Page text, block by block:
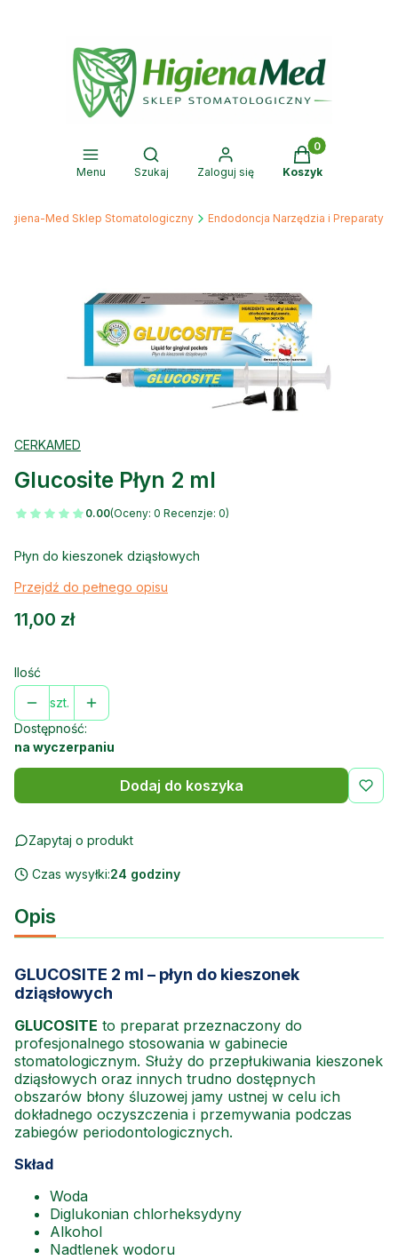
Menu
Otwórz wyszukiwarkę
Szukaj Zaloguj się
Produkty w
Koszyk
Higiena-Med Sklep Stomatologiczny Endodoncja Narzędzia i Preparaty
CERKAMED
Glucosite Płyn 2 ml
0.00(Oceny: 0 Recenzje: 0)
Płyn do kieszonek dziąsłowych
Przejdź do pełnego opisu
Cena
11,00 zł
Ilość
szt.
Dostępność:
na wyczerpaniu
Dodaj do koszyka
Zapytaj o produkt
Czas wysyłki:24 godziny
Opis
GLUCOSITE 2 ml – płyn do kieszonek
dziąsłowych
GLUCOSITE to preparat przeznaczony do
profesjonalnego stosowania w gabinecie
stomatologicznym. Służy do przepłukiwania kieszonek
dziąsłowych oraz innych trudno dostępnych
obszarów błony śluzowej jamy ustnej w celu ich
dokładnego oczyszczenia i przemywania podczas
zabiegów periodontologicznych.
Skład
Woda
Diglukonian chlorheksydyny
Alkohol
Nadtlenek wodoru